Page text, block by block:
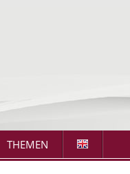
THEMEN